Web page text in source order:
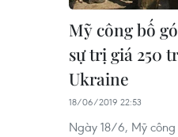
Mỹ công bố
sự trị giá 250
Ukraine
18/06/2019 22:53
Ngày 18/6, Mỹ